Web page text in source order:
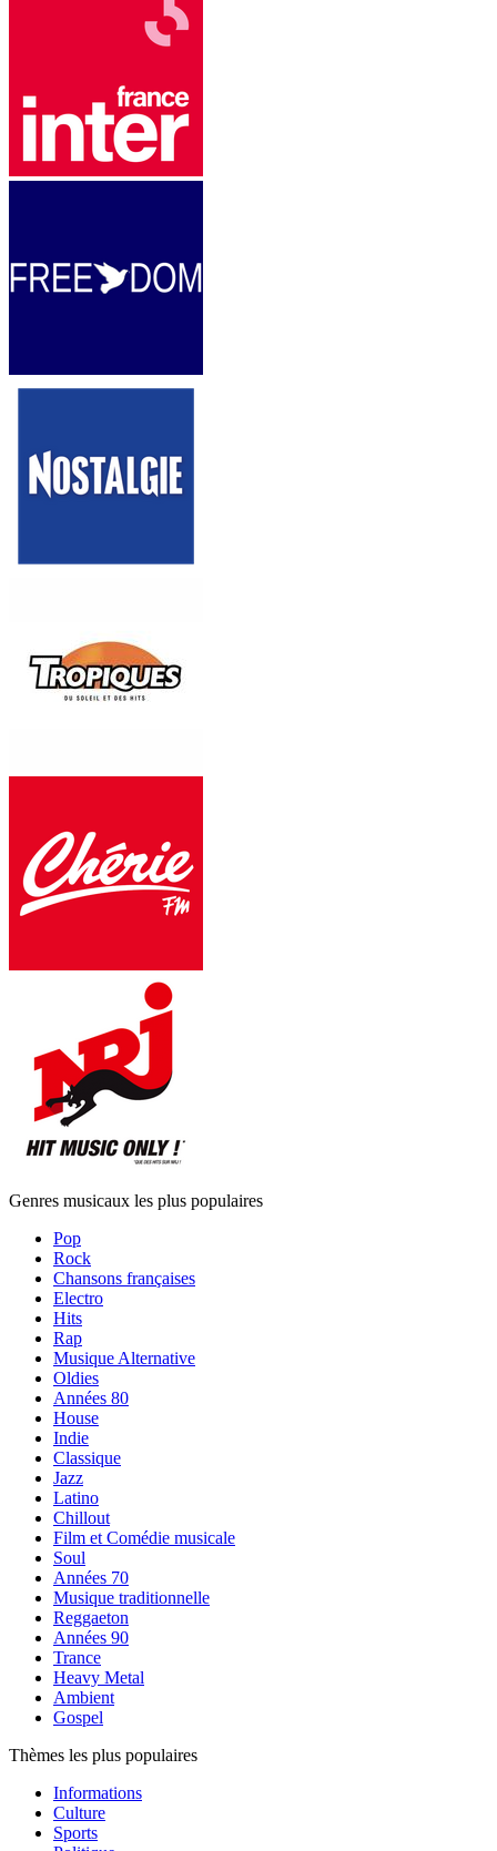
Genres musicaux les plus populaires
Pop
Rock
Chansons françaises
Electro
Hits
Rap
Musique Alternative
Oldies
Années 80
House
Indie
Classique
Jazz
Latino
Chillout
Film et Comédie musicale
Soul
Années 70
Musique traditionnelle
Reggaeton
Années 90
Trance
Heavy Metal
Ambient
Gospel
Thèmes les plus populaires
Informations
Culture
Sports